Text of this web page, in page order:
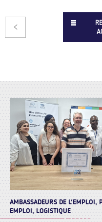
AMBASSADEURS DE L'EMPLOI,
EMPLOI, LOGISTIQUE